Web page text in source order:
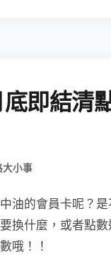
即結清
大小事
油的會員卡呢？
換什麼，或者點數
哦！！